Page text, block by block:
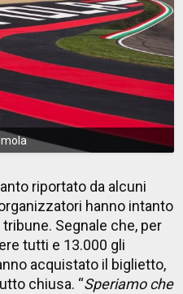
riportato da alcuni
hanno intanto
Segnale che, per
tutti e 13.000 gli
acquistato il biglietto,
chiusa. “Speriamo che